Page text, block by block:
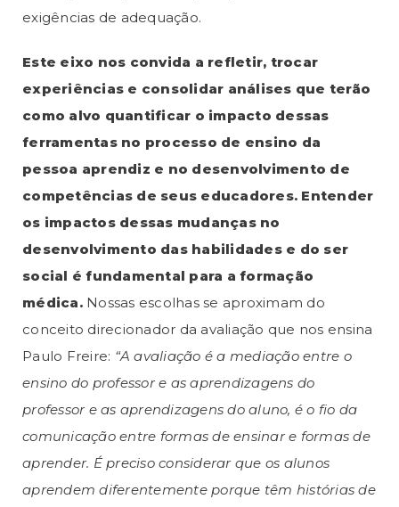
exigências de adequação.
Este eixo nos convida a refletir, trocar
experiências e consolidar análises que terão
como alvo quantificar o impacto dessas
ferramentas no processo de ensino da
pessoa aprendiz e no desenvolvimento de
competências de seus educadores. Entender
os impactos dessas mudanças no
desenvolvimento das habilidades e do ser
social é fundamental para a formação
médica.Nossas escolhas se aproximam do
conceito direcionador da avaliação que nos ensina
Paulo Freire: “A avaliação é a mediação entre o
ensino do professor e as aprendizagens do
professor e as aprendizagens do aluno, é o fio da
comunicação entre formas de ensinar e formas de
aprender. É preciso considerar que os alunos
aprendem diferentemente porque têm histórias de